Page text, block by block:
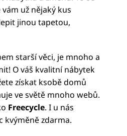
už nějaký kus
jinou tapetou,
starší věci, je mnoho a
O váš kvalitní nábytek
získat ksobě domů
ve světě mnoho webů.
Freecycle. I u nás
kvýměně zdarma.